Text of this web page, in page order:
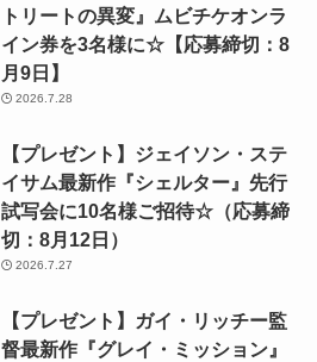
トリートの異変』ムビチケオンラ
イン券を3名様に☆【応募締切：8
月9日】
2026.7.28
【プレゼント】ジェイソン・ステ
イサム最新作『シェルター』先行
試写会に10名様ご招待☆（応募締
切：8月12日）
2026.7.27
【プレゼント】ガイ・リッチー監
督最新作『グレイ・ミッション』